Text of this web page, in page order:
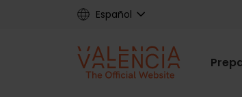
Español